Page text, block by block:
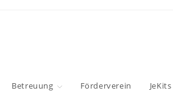
Betreuung Förderverein JeKits